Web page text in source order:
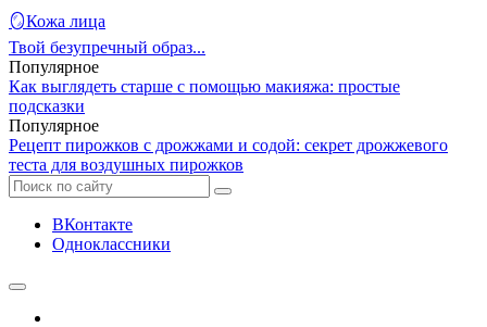
🪞Кожа лица
Твой безупречный образ...
Популярное
Как выглядеть старше с помощью макияжа: простые
подсказки
Популярное
Рецепт пирожков с дрожжами и содой: секрет дрожжевого
теста для воздушных пирожков
ВКонтакте
Одноклассники